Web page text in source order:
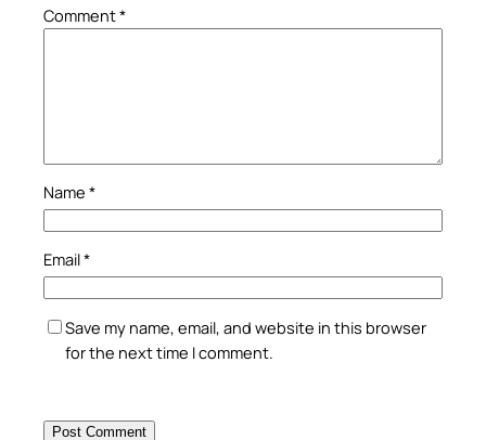
Comment*
Name *
Email*
Save my name, email, and website in this browser
for the next time I comment.